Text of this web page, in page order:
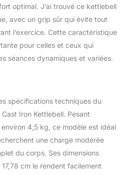
optimal. J’ai trouvé ce kettlebell
avec un grip sûr qui évite tout
l’exercice. Cette caractéristique
pour celles et ceux qui
séances dynamiques et variées.
spécifications techniques du
Iron Kettlebell. Pesant
4,5 kg, ce modèle est idéal
une charge modérée
du corps. Ses dimensions
cm le rendent facilement